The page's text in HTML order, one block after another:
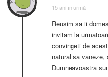
15 ani în urmă
Reusim sa ii
invitam la
convingeti de
natural sa
Dumneavoastra